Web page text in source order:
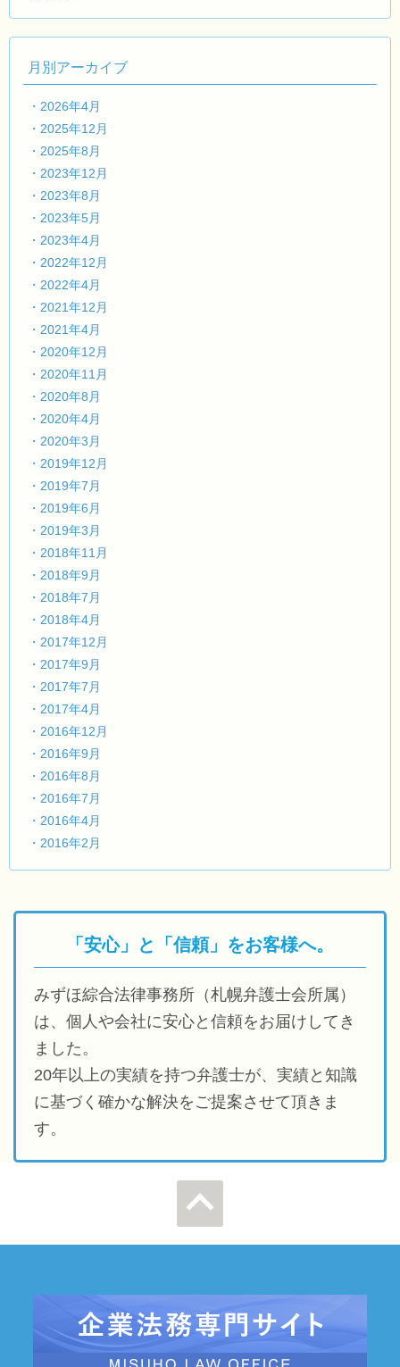
月別アーカイブ
・2026年4月
・2025年12月
・2025年8月
・2023年12月
・2023年8月
・2023年5月
・2023年4月
・2022年12月
・2022年4月
・2021年12月
・2021年4月
・2020年12月
・2020年11月
・2020年8月
・2020年4月
・2020年3月
・2019年12月
・2019年7月
・2019年6月
・2019年3月
・2018年11月
・2018年9月
・2018年7月
・2018年4月
・2017年12月
・2017年9月
・2017年7月
・2017年4月
・2016年12月
・2016年9月
・2016年8月
・2016年7月
・2016年4月
・2016年2月
「安心」と「信頼」をお客様へ。
みずほ綜合法律事務所（札幌弁護士会所属）
は、個人や会社に安心と信頼をお届けしてき
ました。
20年以上の実績を持つ弁護士が、実績と知識
に基づく確かな解決をご提案させて頂きま
す。